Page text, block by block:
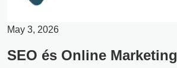
May 3, 2026
SEO és Online Marketing